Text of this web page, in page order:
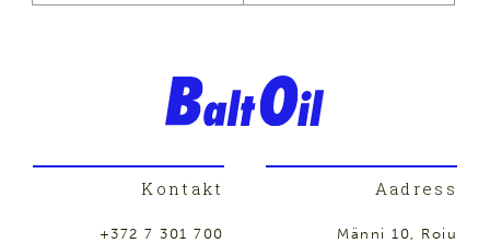
Kontakt
+372 7 301 700
Aadress
Männi 10, Roiu